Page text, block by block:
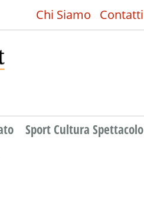
Chi Siamo Contatti
Sport Cultura Spettacolo